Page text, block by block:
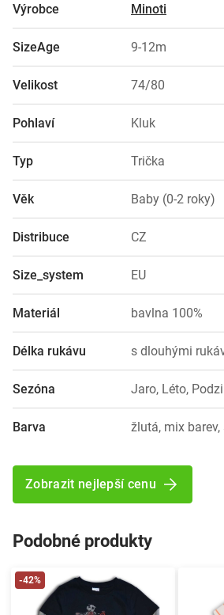
Výrobce Minoti
SizeAge 9-12m
Velikost 74/80
Pohlaví Kluk
Typ Trička
Věk Baby (0-2 roky)
Distribuce CZ
Size_system EU
Materiál bavlna 100%
Délka rukávu s dlouhými
Sezóna Jaro, Léto,
Barva žlutá, mix barev,
Zobrazit nejlepší cenu
Podobné produkty
-42%